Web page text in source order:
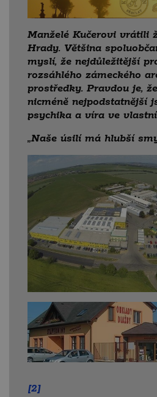
Manželé Kučerovi vrátili
Hrady. Většina
myslí, že nejdůležitější
rozsáhlého zámeckého
prostředky. Pravdou je,
nicméně nejpodstatnější
psychika a víra ve
„Naše úsilí má hlubší
[2]